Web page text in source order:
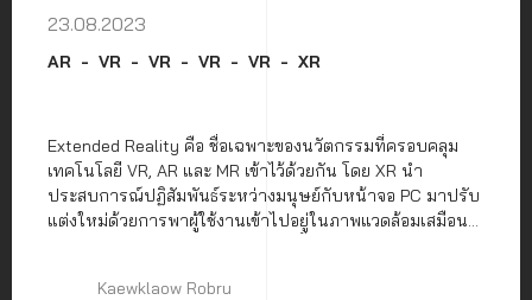
23.08.2023
AR VR VR VR VR XR
Extended Reality คือ ชื่อเฉพาะของนวัตกรรมที่ครอบคลุม
เทคโนโลยี VR, AR และ MR เข้าไว้ด้วยกัน โดย XR นำ
ประสบการณ์ปฏิสัมพันธ์ระหว่างมนุษย์กับหน้าจอ PC มาปรับ
แต่งใหม่ด้วยการพาผู้ใช้งานเข้าไปอยู่ในภาพแวดล้อมเสมือน
Kaewklaow Robru